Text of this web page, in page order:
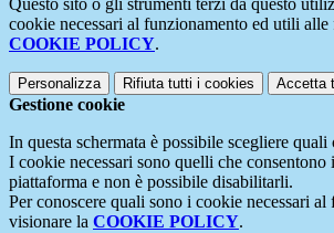
Questo sito o gli strumenti terzi da questo
cookie necessari al funzionamento ed utili
COOKIE POLICY.
Personalizza Rifiuta tutti i cookies Accetta
Gestione cookie
In questa schermata è possibile scegliere
I cookie necessari sono quelli che
piattaforma e non è possibile disabilitarli.
Per conoscere quali sono i cookie necessari
visionare la COOKIE POLICY.